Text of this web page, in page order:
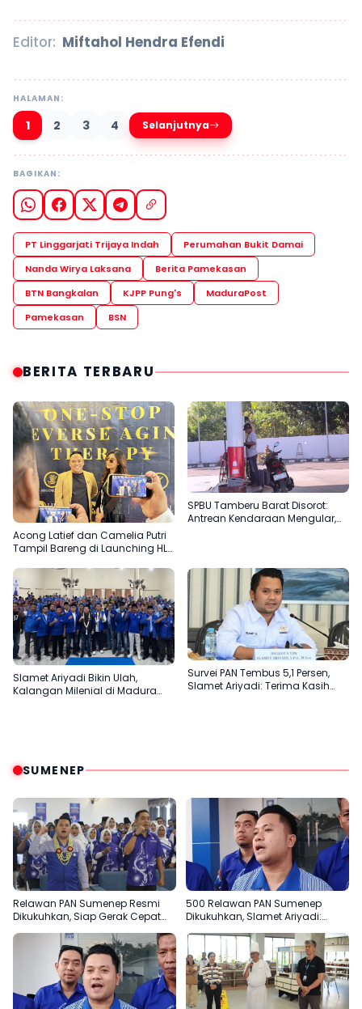
Editor: Miftahol Hendra Efendi
HALAMAN:
1 2 3 4 Selanjutnya
BAGIKAN:
PT Linggarjati Trijaya Indah
Perumahan Bukit Damai
Nanda Wirya Laksana
Berita Pamekasan
BTN Bangkalan
KJPP Pung's
MaduraPost
Pamekasan
BSN
BERITA TERBARU
Acong Latief dan Camelia Putri
Tampil Bareng di Launching HLL
SPBU Tamberu Barat Disorot:
Antrean Kendaraan Mengular,
Slamet Ariyadi Bikin Ulah,
Kalangan Milenial di Madura
Survei PAN Tembus 5,1 Persen,
Slamet Ariyadi: Terima Kasih
SUMENEP
Relawan PAN Sumenep Resmi
Dikukuhkan, Siap Gerak Cepat
500 Relawan PAN Sumenep
Dikukuhkan, Slamet Ariyadi: